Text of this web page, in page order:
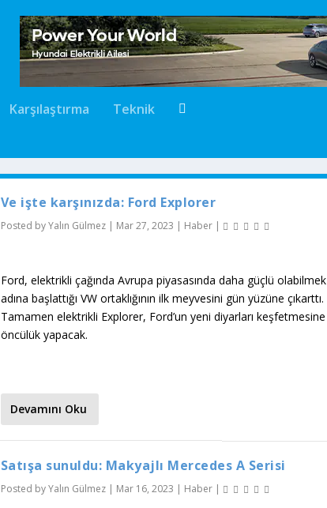
Karşılaştırma Teknik
Ve işte karşınızda: Ford Explorer
Posted byYalın Gülmez| Mar 27, 2023 | Haber|
Ford, elektrikli çağında Avrupa piyasasında daha güçlü olabilmek
adına başlattığı VW ortaklığının ilk meyvesini gün yüzüne çıkarttı.
Tamamen elektrikli Explorer, Ford’un yeni diyarları keşfetmesine
öncülük yapacak.
Devamını Oku
Satışa sunuldu: Makyajlı Mercedes A Serisi
Posted byYalın Gülmez| Mar 16, 2023 | Haber|